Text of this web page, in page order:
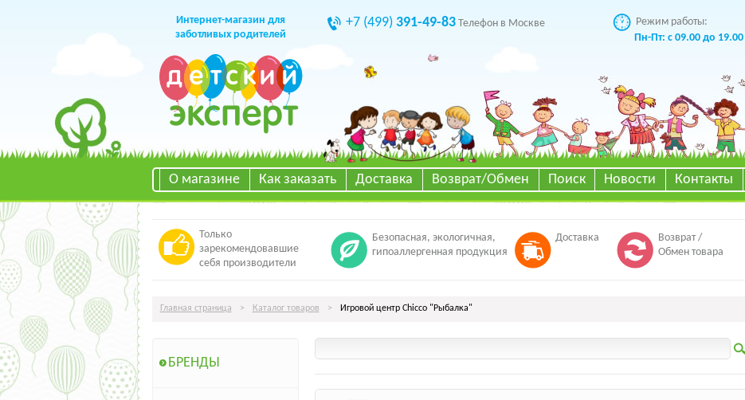
Интернет-магазин для
заботливых родителей
+7 (499) 391-49-83Телефон в Москве
Режим работы:
Пн-Пт: с 09.00 до 19.00
О магазине Как заказать Доставка Возврат/Обмен Поиск Новости Контакты
Только
зарекомендовавшие
себя производители
Безопасная, экологичная,
гипоаллергенная продукция
Доставка
Возврат /
Обмен товара
Главная страница > Каталог товаров > Игровой центр Chicco "Рыбалка"
БРЕНДЫ